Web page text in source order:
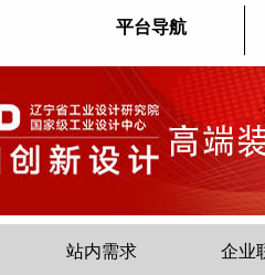
平台导航
站内需求 企业